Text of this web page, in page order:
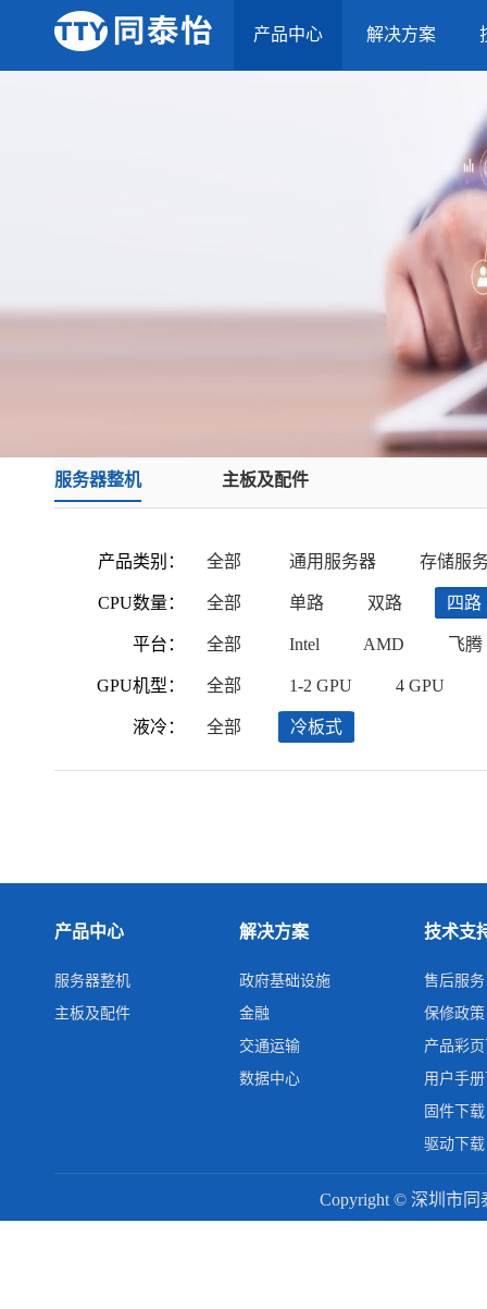
产品中心 解决方案
服务器整机 主板及配件
产品类别：
CPU数量：
平台：
GPU机型：
液冷：
全部 通用服务器 存储服
全部 单路 双路 四路
全部 Intel AMD 飞腾
全部 1-2 GPU 4 GPU
全部 冷板式
产品中心
服务器整机
主板及配件
解决方案
政府基础设施
金融
交通运输
数据中心
技术支
售后服务
保修政策
产品彩
用户手
固件下载
驱动下载
Copyright © 深圳市同